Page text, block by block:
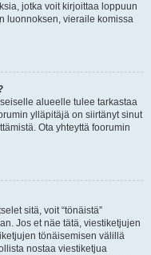
jotka voit kirjoittaa loppuun
luonnoksen, vieraile komissa
alueelle tulee tarkastaa
ylläpitäjä on siirtänyt sinut
Ota yhteyttä foorumin
sitä, voit “tönäistä”
Jos et näe tätä, viestiketjujen
tönäisemisen välillä
nostaa viestiketjua